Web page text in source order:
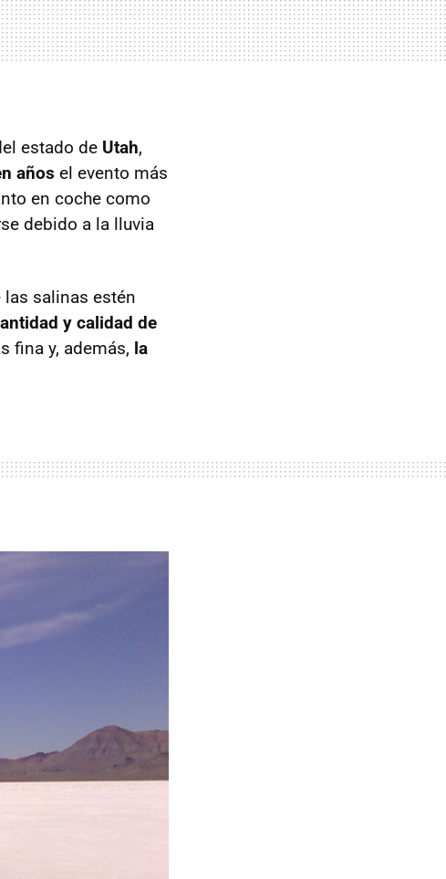
estado de Utah,
años el evento más
en coche como
debido a la lluvia
las salinas estén
y calidad de
fina y, además, la